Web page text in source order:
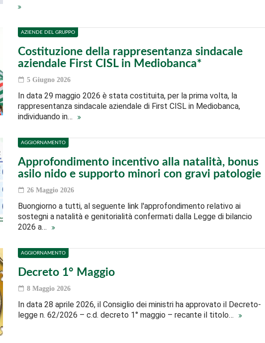
AZIENDE DEL GRUPPO
Costituzione della rappresentanza sindacale
aziendale First CISL in Mediobanca*
5 Giugno 2026
In data 29 maggio 2026 è stata costituita, per la prima volta, la
rappresentanza sindacale aziendale di First CISL in Mediobanca,
individuando in…
AGGIORNAMENTO
Approfondimento incentivo alla natalità, bonus
asilo nido e supporto minori con gravi patologie
26 Maggio 2026
Buongiorno a tutti, al seguente link l'approfondimento relativo ai
sostegni a natalità e genitorialità confermati dalla Legge di bilancio
2026 a…
AGGIORNAMENTO
Decreto 1° Maggio
8 Maggio 2026
In data 28 aprile 2026, il Consiglio dei ministri ha approvato il Decreto-
legge n. 62/2026 – c.d. decreto 1° maggio – recante il titolo…